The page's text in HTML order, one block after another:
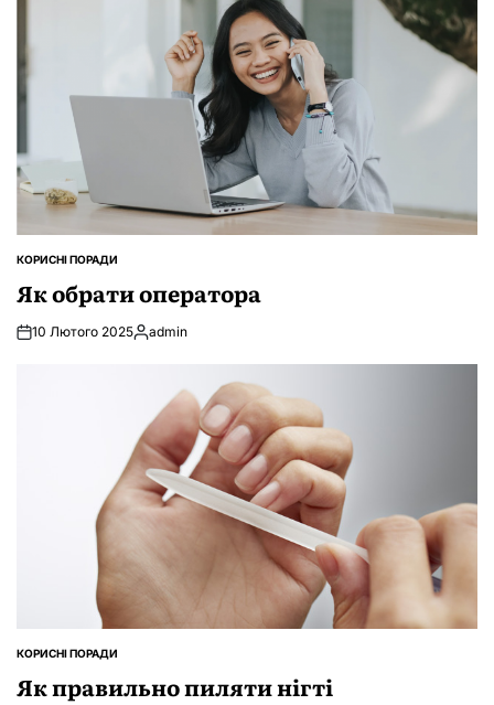
ОПУБЛІКУВАТИ
КОРИСНІ ПОРАДИ
Як обрати оператора
10 Лютого 2025Опубліковано
admin
ОПУБЛІКУВАТИ
КОРИСНІ ПОРАДИ
Як правильно пиляти нігті